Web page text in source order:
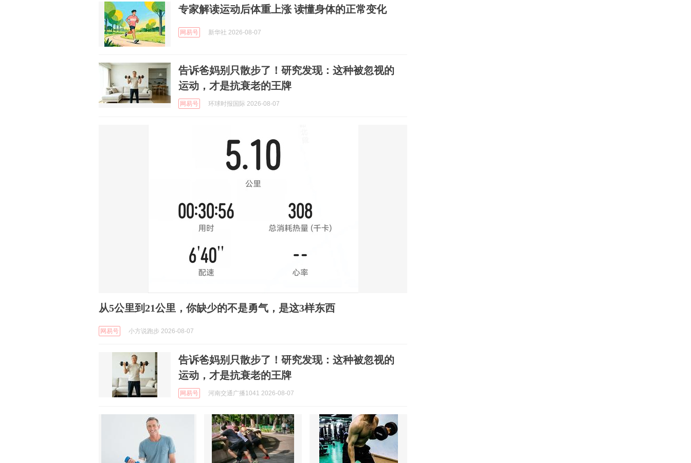
专家解读运动后体重上涨 读懂身体的正常变化
网易号 新华社 2026-08-07
告诉爸妈别只散步了！研究发现：这种被忽视的
运动，才是抗衰老的王牌
网易号 环球时报国际 2026-08-07
从5公里到21公里，你缺少的不是勇气，是这3样东西
网易号 小方说跑步 2026-08-07
告诉爸妈别只散步了！研究发现：这种被忽视的
运动，才是抗衰老的王牌
网易号 河南交通广播1041 2026-08-07